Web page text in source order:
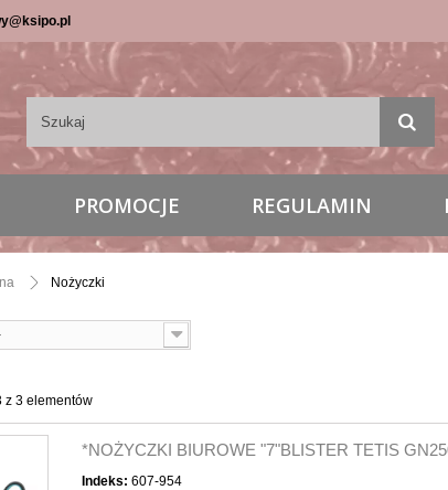
PROMOCJE REGULAMIN
Nożyczki
z 3 elementów
*NOŻYCZKI BIUROWE "7"BLISTER TETIS
Indeks: 607-954